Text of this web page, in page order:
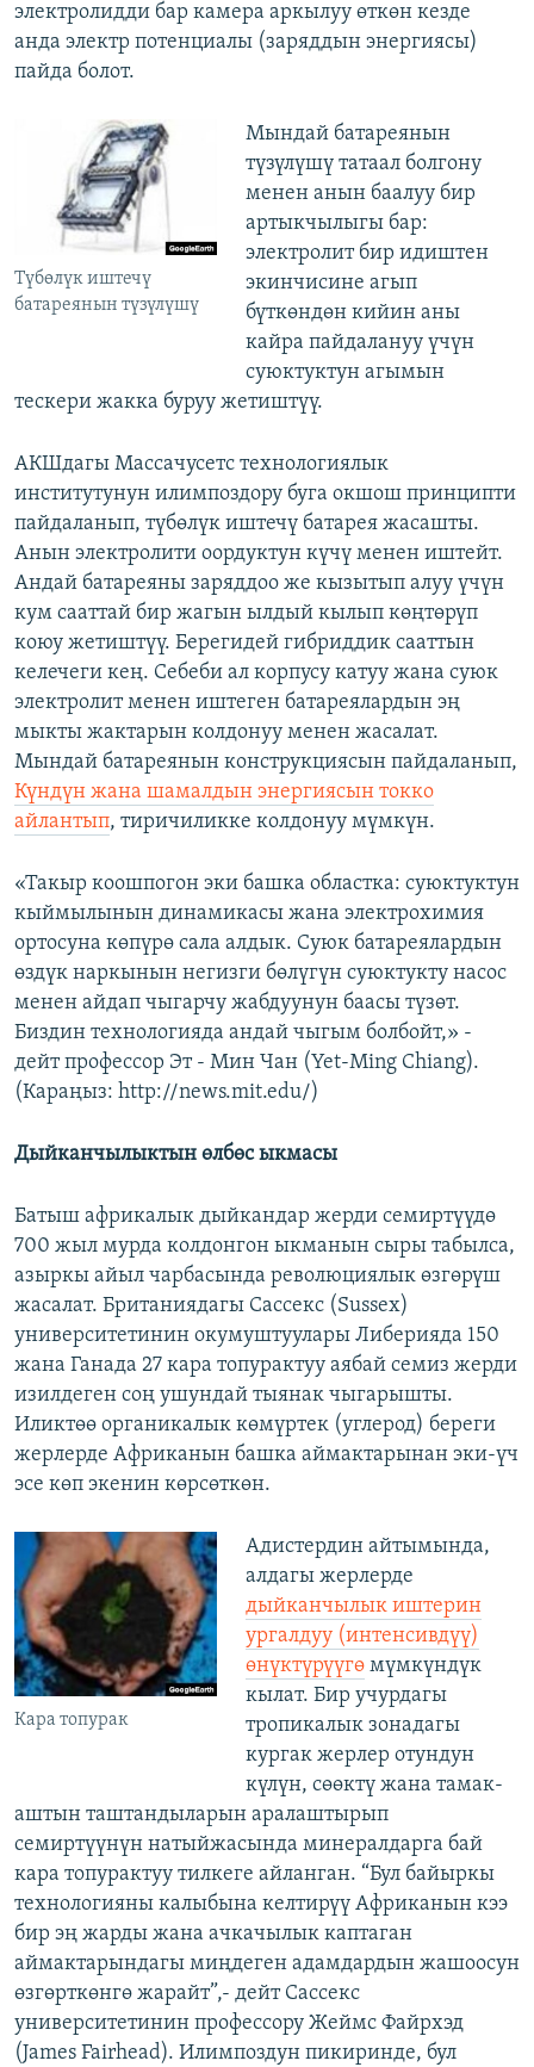
электролидди бар камера аркылуу өткөн кезде
анда электр потенциалы (заряддын энергиясы)
пайда болот.
Түбөлүк иштечү
батареянын түзүлүшү
Мындай батареянын
түзүлүшү татаал болгону
менен анын баалуу бир
артыкчылыгы бар:
электролит бир идиштен
экинчисине агып
бүткөндөн кийин аны
кайра пайдалануу үчүн
суюктуктун агымын
тескери жакка буруу жетиштүү.
АКШдагы Массачусетс технологиялык
институтунун илимпоздору буга окшош принципти
пайдаланып, түбөлүк иштечү батарея жасашты.
Анын электролити оордуктун күчү менен иштейт.
Андай батареяны заряддоо же кызытып алуу үчүн
кум сааттай бир жагын ылдый кылып көңтөрүп
коюу жетиштүү. Берегидей гибриддик сааттын
келечеги кең. Себеби ал корпусу катуу жана суюк
электролит менен иштеген батареялардын эң
мыкты жактарын колдонуу менен жасалат.
Мындай батареянын конструкциясын пайдаланып,
Күндүн жана шамалдын энергиясын токко
айлантып, тиричиликке колдонуу мүмкүн.
«Такыр коошпогон эки башка областка: суюктуктун
кыймылынын динамикасы жана электрохимия
ортосуна көпүрө сала алдык. Суюк батареялардын
өздүк наркынын негизги бөлүгүн суюктукту насос
менен айдап чыгарчу жабдуунун баасы түзөт.
Биздин технологияда андай чыгым болбойт,» -
дейт профессор Эт - Мин Чан (Yet-Ming Chiang).
(Караңыз: http://news.mit.edu/)
Дыйканчылыктын өлбөс ыкмасы
Батыш африкалык дыйкандар жерди семиртүүдө
700 жыл мурда колдонгон ыкманын сыры табылса,
азыркы айыл чарбасында революциялык өзгөрүш
жасалат. Британиядагы Сасcекc (Sussex)
университетинин окумуштуулары Либерияда 150
жана Ганада 27 кара топурактуу аябай семиз жерди
изилдеген соң ушундай тыянак чыгарышты.
Иликтөө органикалык көмүртек (углерод) береги
жерлерде Африканын башка аймактарынан эки-үч
эсе көп экенин көрсөткөн.
Кара топурак
Адистердин айтымында,
алдагы жерлерде
дыйканчылык иштерин
ургалдуу (интенсивдүү)
өнүктүрүүгөмүмкүндүк
кылат. Бир учурдагы
тропикалык зонадагы
кургак жерлер отундун
күлүн, сөөктү жана тамак-
аштын таштандыларын аралаштырып
семиртүүнүн натыйжасында минералдарга бай
кара топурактуу тилкеге айланган. “Бул байыркы
технологияны калыбына келтирүү Африканын кээ
бир эң жарды жана ачкачылык каптаган
аймактарындагы миңдеген адамдардын жашоосун
өзгөрткөнгө жарайт”,- дейт Саcсекc
университетинин профессору Жеймс Файрхэд
(James Fairhead). Илимпоздун пикиринде, бул